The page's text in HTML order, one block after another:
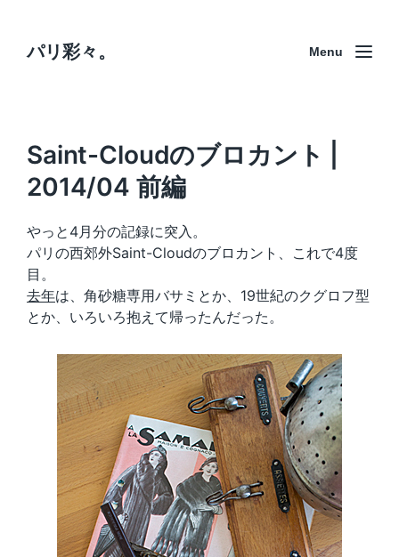
パリ彩々。 Menu
Saint-Cloudのブロカント |
2014/04 前編
やっと4月分の記録に突入。
パリの西郊外Saint-Cloudのブロカント、これで4度
目。
去年は、角砂糖専用バサミとか、19世紀のクグロフ型
とか、いろいろ抱えて帰ったんだった。